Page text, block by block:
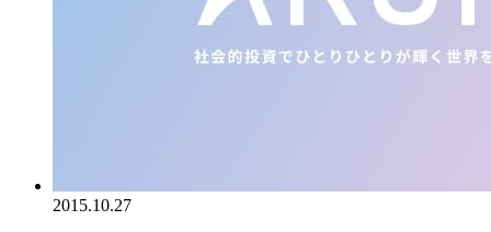
2015.10.27